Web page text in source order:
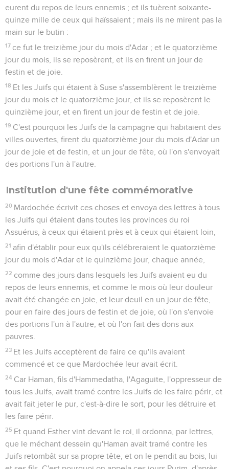
eurent du repos de leurs ennemis ; et ils tuèrent soixante-
quinze mille de ceux qui haïssaient ; mais ils ne mirent pas la
main sur le butin :
17 ce fut le treizième jour du mois d'Adar ; et le quatorzième
jour du mois, ils se reposèrent, et ils en firent un jour de
festin et de joie.
18 Et les Juifs qui étaient à Suse s'assemblèrent le treizième
jour du mois et le quatorzième jour, et ils se reposèrent le
quinzième jour, et en firent un jour de festin et de joie.
19 C'est pourquoi les Juifs de la campagne qui habitaient des
villes ouvertes, firent du quatorzième jour du mois d'Adar un
jour de joie et de festin, et un jour de fête, où l'on s'envoyait
des portions l'un à l'autre.
Institution d'une fête commémorative
20 Mardochée écrivit ces choses et envoya des lettres à tous
les Juifs qui étaient dans toutes les provinces du roi
Assuérus, à ceux qui étaient près et à ceux qui étaient loin,
21 afin d'établir pour eux qu'ils célébreraient le quatorzième
jour du mois d'Adar et le quinzième jour, chaque année,
22 comme des jours dans lesquels les Juifs avaient eu du
repos de leurs ennemis, et comme le mois où leur douleur
avait été changée en joie, et leur deuil en un jour de fête,
pour en faire des jours de festin et de joie, où l'on s'envoie
des portions l'un à l'autre, et où l'on fait des dons aux
pauvres.
23 Et les Juifs acceptèrent de faire ce qu'ils avaient
commencé et ce que Mardochée leur avait écrit.
24 Car Haman, fils d'Hammedatha, l'Agaguite, l'oppresseur de
tous les Juifs, avait tramé contre les Juifs de les faire périr, et
avait fait jeter le pur, c'est-à-dire le sort, pour les détruire et
les faire périr.
25 Et quand Esther vint devant le roi, il ordonna, par lettres,
que le méchant dessein qu'Haman avait tramé contre les
Juifs retombât sur sa propre tête, et on le pendit au bois, lui